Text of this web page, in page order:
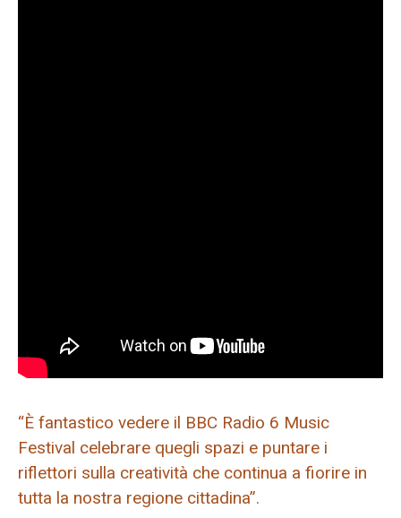
“È fantastico vedere il BBC Radio 6 Music
Festival celebrare quegli spazi e puntare i
riflettori sulla creatività che continua a fiorire in
tutta la nostra regione cittadina”.